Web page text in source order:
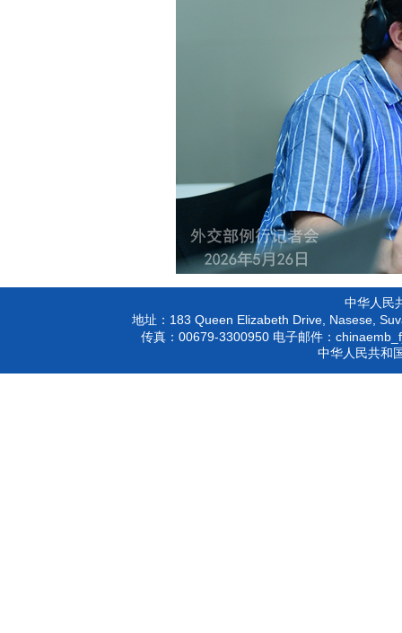
中华人民
地址： 183 Queen Elizabeth Drive, Nasese,
传真： 00679-3300950电子邮件：
中华人民共和